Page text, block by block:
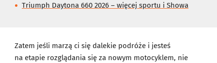
Triumph Daytona 660 2026 – więcej sportu i Showa
Zatem jeśli marzą ci się dalekie podróże i jesteś
na etapie rozglądania się za nowym motocyklem, nie